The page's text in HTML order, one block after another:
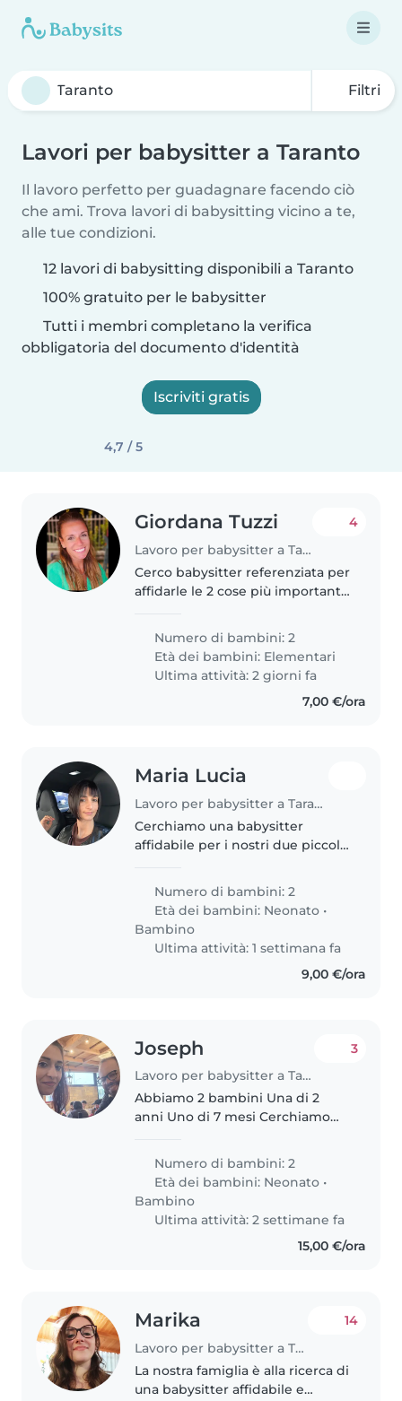
Filtri
Lavori per babysitter a Taranto
Il lavoro perfetto per guadagnare facendo ciò
che ami. Trova lavori di babysitting vicino a te,
alle tue condizioni.
12 lavori di babysitting disponibili a Taranto
100% gratuito per le babysitter
Tutti i membri completano la verifica
obbligatoria del documento d'identità
Iscriviti gratis
4,7 / 5
Giordana Tuzzi
Lavoro per babysitter a Taranto
4
Cerco babysitter referenziata per
affidarle le 2 cose più importanti
buonissimi e dolcissimi..il grande
è molto
Numero di bambini: 2
Età dei bambini: Elementari
Ultima attività: 2 giorni fa
7,00 €/ora
Maria Lucia
Lavoro per babysitter a Taranto
Cerchiamo una babysitter
affidabile per i nostri due piccoli:
loro agio con animali e cucinare
per loro. Bambini vivaci..
Numero di bambini: 2
Età dei bambini: Neonato •
Bambino
Ultima attività: 1 settimana fa
9,00 €/ora
Joseph
Lavoro per babysitter a Taranto
3
Abbiamo 2 bambini Una di 2
anni Uno di 7 mesi Cerchiamo
nonna in assenza nostra
Numero di bambini: 2
Età dei bambini: Neonato •
Bambino
Ultima attività: 2 settimane fa
15,00 €/ora
Marika
Lavoro per babysitter a Taranto
14
La nostra famiglia è alla ricerca di
una babysitter affidabile e